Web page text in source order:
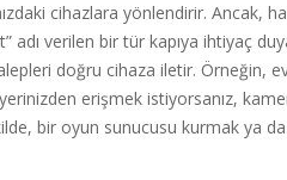
cihazlara yönlendirir. Ancak,
adı verilen bir tür kapıya ihtiyaç
doğru cihaza iletir. Örneğin,
erişmek istiyorsanız,
bir oyun sunucusu kurmak ya